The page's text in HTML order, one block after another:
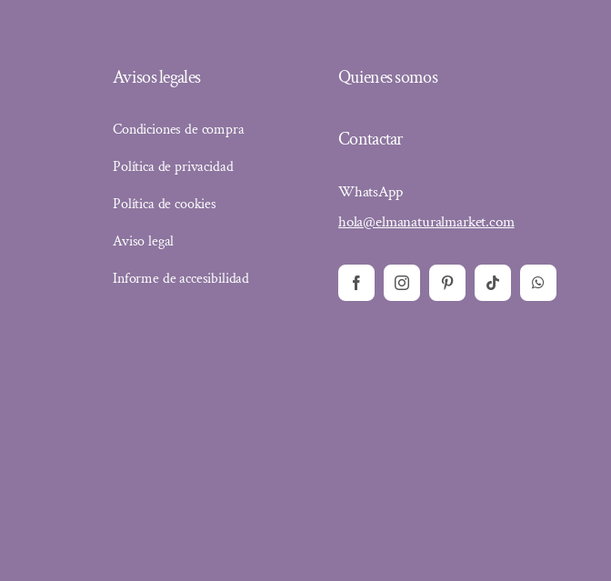
Avisos legales
Condiciones de compra
Política de privacidad
Política de cookies
Aviso legal
Informe de accesibilidad
Quienes somos
Contactar
WhatsApp
hola@elmanaturalmarket.com